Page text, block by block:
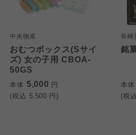
中央物産
おむつボックス(Sサイ
ズ) 女の子用 CBOA-
50GS
本体 5,000 円
(税込 5,500 円)
長崎
銘
本体
(税込